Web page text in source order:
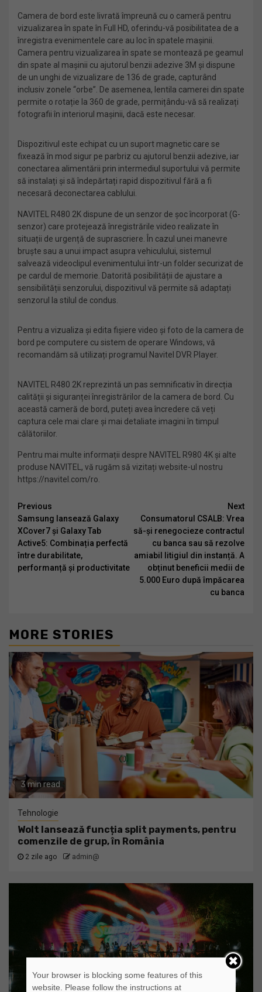
Camera de bord este livrată împreună cu o cameră pentru
vizualizarea în spate în Full HD, oferindu-vă posibilitatea de a
înregistra evenimentele care au loc în spatele mașinii.
Camera pentru vizualizarea în spate se montează pe geamul
din spate al mașinii cu ajutorul benzii adezive 3M și dispune
de un unghi de vizualizare de 136 de grade, capturând
inclusiv zonele “orbe”. De asemenea, lentila camerei din spate
permite o rotație la 360 de grade, permițându-vă să realizați
fotografii în interiorul mașinii, dacă este necesar.
Dispozitivul este echipat cu un suport magnetic care se
fixează în mod sigur pe parbriz cu ajutorul benzii adezive, iar
conectarea alimentării prin intermediul suportului vă permite
să instalați și să îndepărtați rapid dispozitivul fără a fi
necesară deconectarea cablului.
NAVITEL R480 2K dispune de un senzor de șoc încorporat (G-
senzor) care protejează înregistrările video realizate în
situații de urgență de suprascriere. În cazul unei manevre
bruște sau a unui impact asupra vehiculului, sistemul
salvează videoclipul evenimentului într-un folder securizat de
pe cardul de memorie. Datorită posibilității de ajustare a
sensibilității senzorului, dispozitivul vă permite să adaptați
senzorul la stilul de condus.
Pentru a vizualiza și edita fișiere video și foto de la camera de
bord pe computere cu sistem de operare Windows, vă
recomandăm să utilizați programul Navitel DVR Player.
NAVITEL R480 2K reprezintă un pas semnificativ în direcția
calității și siguranței înregistrărilor de la camera de bord. Cu
această cameră de bord, puteți avea încredere că veți
captura cele mai clare și mai detaliate imagini în timpul
călătoriilor.
Pentru mai multe informații despre NAVITEL R980 4K și alte
produse NAVITEL, vă rugăm să vizitați website-ul nostru
https://navitel.com/ro.
Continue
Reading
Previous
Samsung lansează Galaxy
XCover7 și Galaxy Tab
Active5: Combinația perfectă
între durabilitate,
performanță și productivitate
Next
Consumatorul CSALB: Vrea
să-și renegocieze contractul
cu banca sau să rezolve
amiabil litigiul din instanță. A
obținut beneficii medii de
5.000 Euro după împăcarea
cu banca
MORE STORIES
3 min read
Tehnologie
Wolt lansează funcția split payments, pentru
comenzile de grup, în România
2 zile ago admin@
Your browser is blocking some features of this
website. Please follow the instructions at